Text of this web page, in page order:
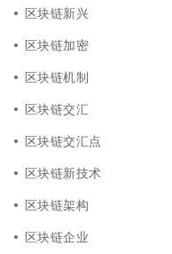
区块链新兴
区块链加密
区块链机制
区块链交汇
区块链交汇点
区块链新技术
区块链架构
区块链企业